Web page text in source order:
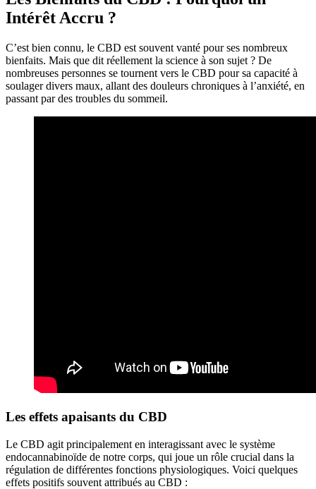
Intérêt Accru ?
C’est bien connu, le CBD est souvent vanté pour ses nombreux
bienfaits. Mais que dit réellement la science à son sujet ? De
nombreuses personnes se tournent vers le CBD pour sa capacité à
soulager divers maux, allant des douleurs chroniques à l’anxiété, en
passant par des troubles du sommeil.
Les effets apaisants du CBD
Le CBD agit principalement en interagissant avec le système
endocannabinoïde de notre corps, qui joue un rôle crucial dans la
régulation de différentes fonctions physiologiques. Voici quelques
effets positifs souvent attribués au CBD :